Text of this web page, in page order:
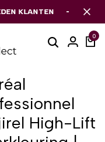
0
High-Lift